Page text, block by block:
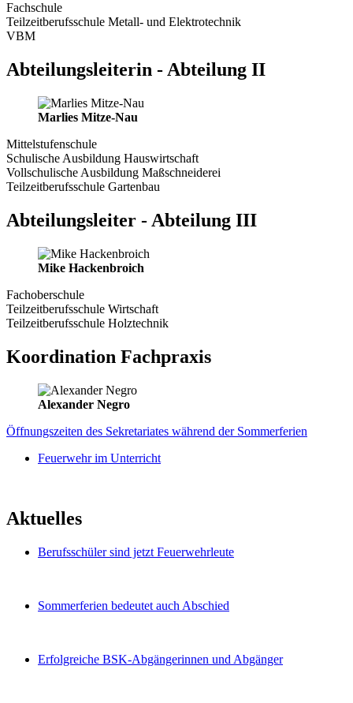
Fachschule
Teilzeitberufsschule Metall- und Elektrotechnik
VBM
Abteilungsleiterin - Abteilung II
Marlies Mitze-Nau
Mittelstufenschule
Schulische Ausbildung Hauswirtschaft
Vollschulische Ausbildung Maßschneiderei
Teilzeitberufsschule Gartenbau
Abteilungsleiter - Abteilung III
Mike Hackenbroich
Fachoberschule
Teilzeitberufsschule Wirtschaft
Teilzeitberufsschule Holztechnik
Koordination Fachpraxis
Alexander Negro
Öffnungszeiten des Sekretariates während der Sommerferien
Feuerwehr im Unterricht
Aktuelles
Berufsschüler sind jetzt Feuerwehrleute
Sommerferien bedeutet auch Abschied
Erfolgreiche BSK-Abgängerinnen und Abgänger